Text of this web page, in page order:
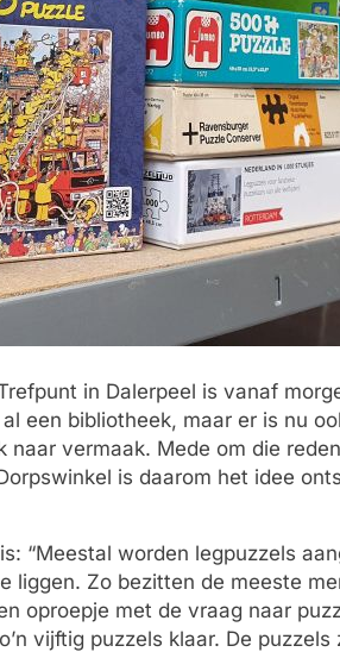
in Dalerpeel is vanaf
een bibliotheek, maar er is nu
vermaak. Mede om die
is daarom het idee
“Meestal worden legpuzzels
liggen. Zo bezitten de meeste
oproepje met de vraag naar
vijftig puzzels klaar. De puzzels